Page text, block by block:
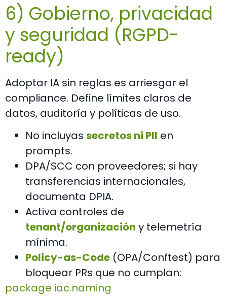
6) Gobierno, privacidad
y seguridad (RGPD-
ready)
Adoptar IA sin reglas es arriesgar el
compliance. Define límites claros de
datos, auditoría y políticas de uso.
No incluyas secretos ni PII en
prompts.
DPA/SCC con proveedores; si hay
transferencias internacionales,
documenta DPIA.
Activa controles de
tenant/organización y telemetría
mínima.
Policy-as-Code (OPA/Conftest) para
bloquear PRs que no cumplan:
package iac.naming